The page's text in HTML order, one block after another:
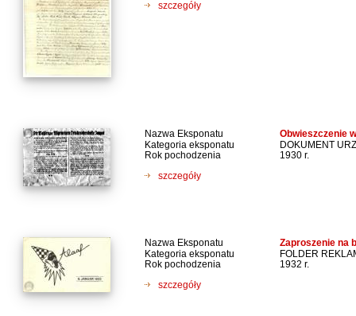
szczegóły
Nazwa Eksponatu Obwieszczenie
Kategoria eksponatu
DOKUMENT
Rok pochodzenia
1930 r.
szczegóły
Nazwa Eksponatu Zaproszenie na
Kategoria eksponatu
FOLDER
Rok pochodzenia
1932 r.
szczegóły